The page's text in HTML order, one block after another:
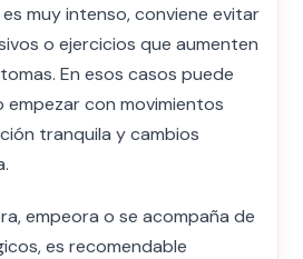
muy intenso, conviene evitar
o ejercicios que aumenten
En esos casos puede
empezar con movimientos
tranquila y cambios
empeora o se acompaña de
es recomendable